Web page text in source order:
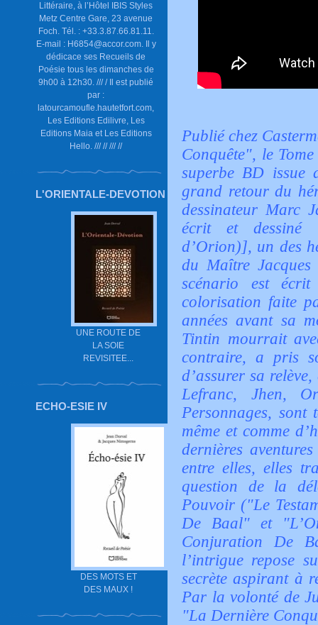
Littéraire, à l’Hôtel IBIS Styles
Metz Centre Gare, 23 avenue
Foch. Tél. : +33.3.87.66.81.11.
E-mail : H6854@accor.com. Il y
dédicace ses Recueils de
Poésie tous les dimanches de
9h00 à 12h30. /// / Il est publié
par :
latourcamoufle.hautetfort.com,
Les Editions Edilivre, Les
Editions Maia et Les Editions
Hello. /// // /// //
L'ORIENTALE-DEVOTION
UNE ROUTE DE
LA SOIE
REVISITEE...
ECHO-ESIE IV
DES MOTS ET
DES MAUX !
Publié chez
Conquête", le
superbe BD issue
grand retour du
dessinateur Marc
écrit et dessiné
d’Orion)], un des
du Maître
scénario est
colorisation faite
années avant sa
Tintin mourrait
contraire, a pris
d’assurer sa
Lefranc, Jhen,
Personnages, sont
même et comme
dernières
entre elles, elles
question de la
Pouvoir ("Le
De Baal" et
Conjuration De
l’intrigue repose
secrète aspirant à
Par la volonté de
"La Dernière